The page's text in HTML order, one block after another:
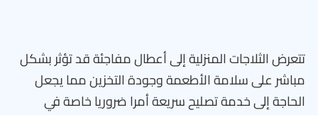
تتعرض الثلاجات المنزلية إلى أعطال مفاجئة قد تؤثر بشكل
مباشر على سلامة الأطعمة وجودة التخزين مما يجعل
الحاجة إلى خدمة تصليح سريعة أمرا ضروريا خاصة في